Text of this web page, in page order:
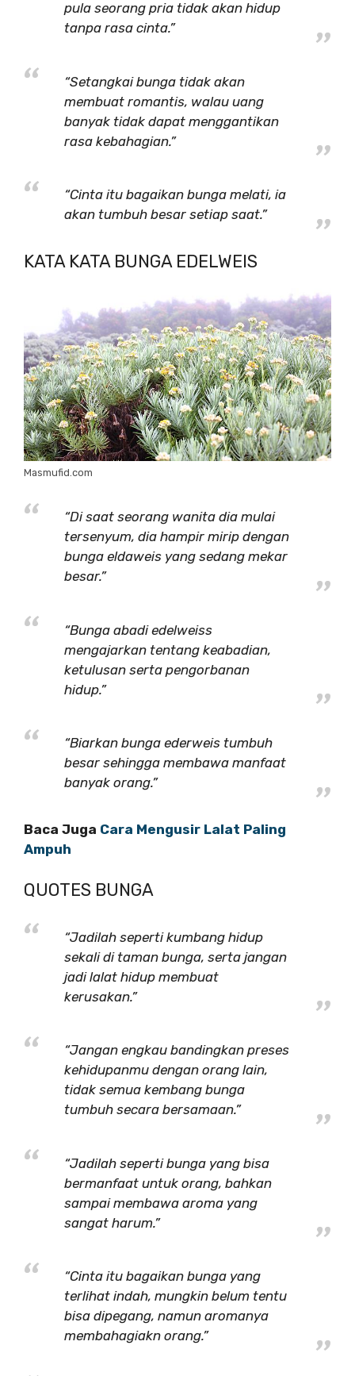
pula seorang pria tidak akan hidup
tanpa rasa cinta.”
“Setangkai bunga tidak akan
membuat romantis, walau uang
banyak tidak dapat menggantikan
rasa kebahagian.”
“Cinta itu bagaikan bunga melati, ia
akan tumbuh besar setiap saat.”
KATA KATA BUNGA EDELWEIS
Masmufid.com
“Di saat seorang wanita dia mulai
tersenyum, dia hampir mirip dengan
bunga eldaweis yang sedang mekar
besar.”
“Bunga abadi edelweiss
mengajarkan tentang keabadian,
ketulusan serta pengorbanan
hidup.”
“Biarkan bunga ederweis tumbuh
besar sehingga membawa manfaat
banyak orang.”
Baca Juga Cara Mengusir Lalat Paling
Ampuh
QUOTES BUNGA
“Jadilah seperti kumbang hidup
sekali di taman bunga, serta jangan
jadi lalat hidup membuat
kerusakan.”
“Jangan engkau bandingkan preses
kehidupanmu dengan orang lain,
tidak semua kembang bunga
tumbuh secara bersamaan.”
“Jadilah seperti bunga yang bisa
bermanfaat untuk orang, bahkan
sampai membawa aroma yang
sangat harum.”
“Cinta itu bagaikan bunga yang
terlihat indah, mungkin belum tentu
bisa dipegang, namun aromanya
membahagiakn orang.”